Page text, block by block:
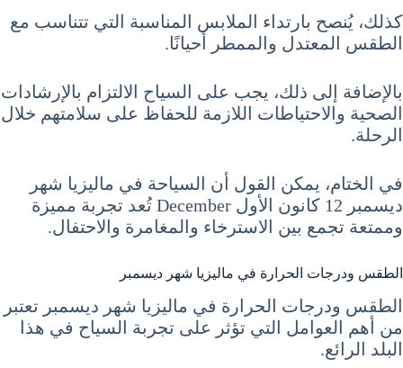
كذلك، يُنصح بارتداء الملابس المناسبة التي تتناسب مع
الطقس المعتدل والممطر أحيانًا.
بالإضافة إلى ذلك، يجب على السياح الالتزام بالإرشادات
الصحية والاحتياطات اللازمة للحفاظ على سلامتهم خلال
الرحلة.
في الختام، يمكن القول أن السياحة في ماليزيا شهر
ديسمبر 12 كانون الأول December تُعد تجربة مميزة
وممتعة تجمع بين الاسترخاء والمغامرة والاحتفال.
الطقس ودرجات الحرارة في ماليزيا شهر ديسمبر
الطقس ودرجات الحرارة في ماليزيا شهر ديسمبر تعتبر
من أهم العوامل التي تؤثر على تجربة السياح في هذا
البلد الرائع.